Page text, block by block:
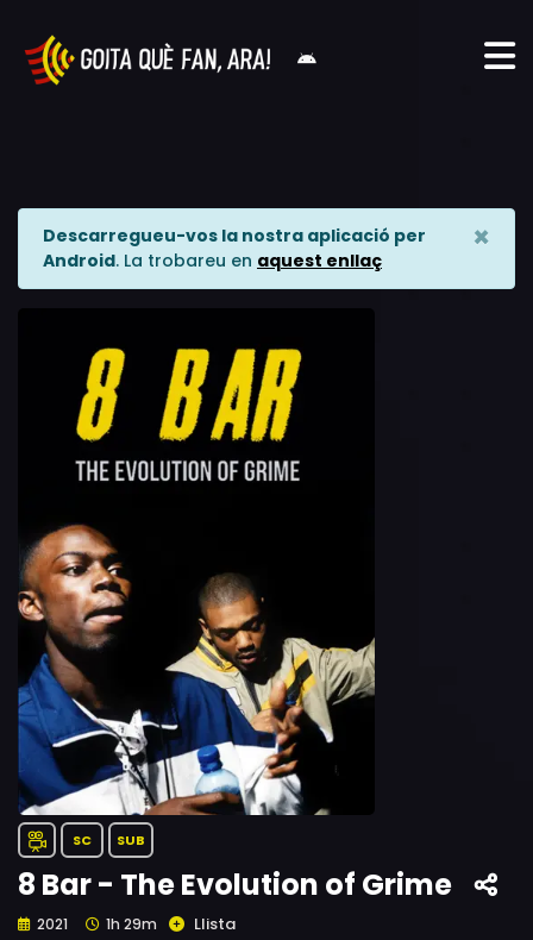
Descarregueu-vos la nostra aplicació per
Android. La trobareu en aquest enllaç
×
SC SUB
8 Bar - The Evolution of Grime
2021 1h 29m Llista